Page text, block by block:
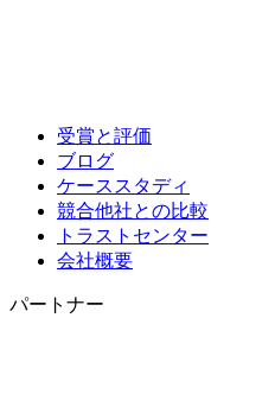
受賞と評価
ブログ
ケーススタディ
競合他社との比較
トラストセンター
会社概要
パートナー